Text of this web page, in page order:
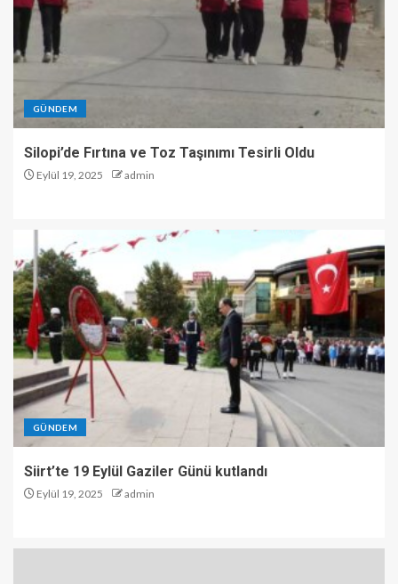
GÜNDEM
Silopi’de Fırtına ve Toz Taşınımı Tesirli Oldu
Eylül 19, 2025 admin
GÜNDEM
Siirt’te 19 Eylül Gaziler Günü kutlandı
Eylül 19, 2025 admin